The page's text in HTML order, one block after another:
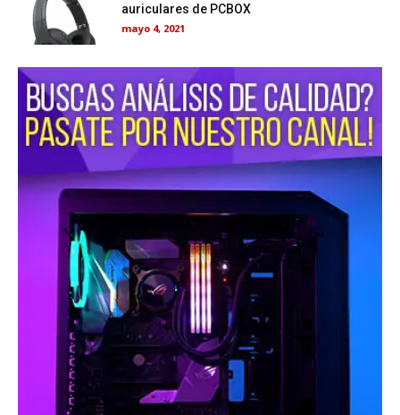
auriculares de PCBOX
mayo 4, 2021